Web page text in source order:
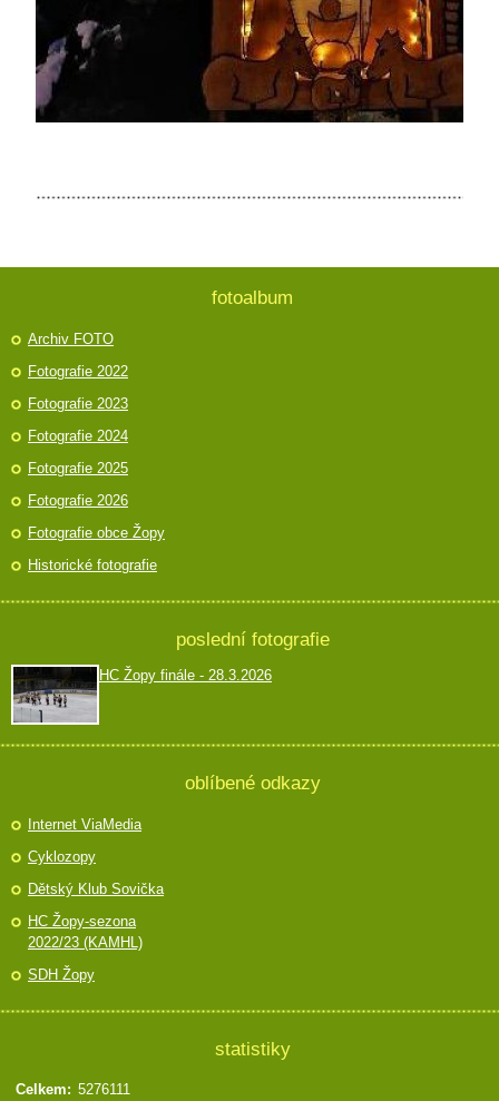
fotoalbum
Archiv FOTO
Fotografie 2022
Fotografie 2023
Fotografie 2024
Fotografie 2025
Fotografie 2026
Fotografie obce Žopy
Historické fotografie
poslední fotografie
HC Žopy finále - 28.3.2026
oblíbené odkazy
Internet ViaMedia
Cyklozopy
Dětský Klub Sovička
HC Žopy-sezona
2022/23 (KAMHL)
SDH Žopy
statistiky
Celkem: 5276111